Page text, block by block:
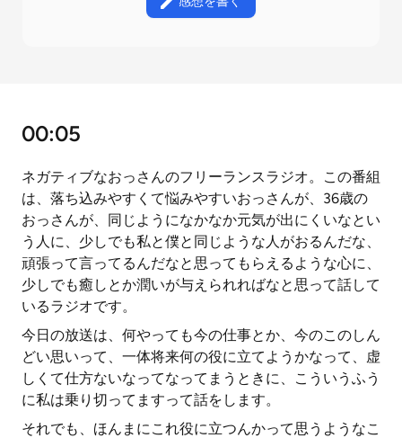
00:05
ネガティブなおっさんのフリーランスラジオ。この番組
は、落ち込みやすくて悩みやすいおっさんが、36歳の
おっさんが、同じようになかなか元気が出にくいなとい
う人に、少しでも私と僕と同じような人がおるんだな、
頑張って言ってるんだなと思ってもらえるような心に、
少しでも癒しとか潤いが与えられればなと思って話して
いるラジオです。
今日の放送は、何やっても今の仕事とか、今のこのしん
どい思いって、一体将来何の役に立てようかなって、虚
しくて仕方ないなってなってまうときに、こういうふう
に私は乗り切ってますって話をします。
それでも、ほんまにこれ役に立つんかって思うようなこ